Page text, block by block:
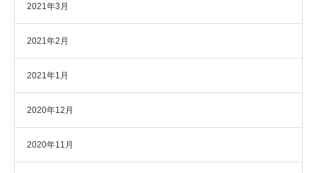
2021年3月
2021年2月
2021年1月
2020年12月
2020年11月